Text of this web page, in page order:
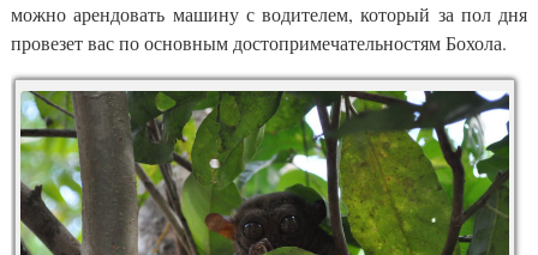
можно арендовать машину с водителем, который за пол дня
провезет вас по основным достопримечательностям Бохола.